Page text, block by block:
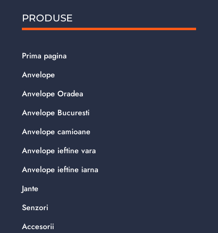
PRODUSE
Prima pagina
Anvelope
Anvelope Oradea
Anvelope Bucuresti
Anvelope camioane
Anvelope ieftine vara
Anvelope ieftine iarna
Jante
Senzori
Accesorii